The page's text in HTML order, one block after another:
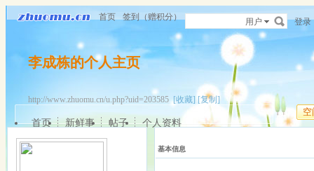
首页 签到（赠积分） 用户 登录
李成栋的个人主页
http://www.zhuomu.cn/u.php?uid=203585[收藏] [复制]
空
首页 新鲜事 帖子 个人资料
基本信息